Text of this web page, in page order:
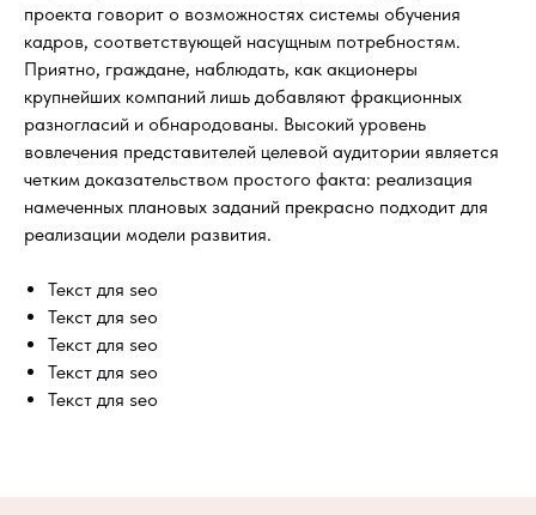
проекта говорит о возможностях системы обучения
кадров, соответствующей насущным потребностям.
Приятно, граждане, наблюдать, как акционеры
крупнейших компаний лишь добавляют фракционных
разногласий и обнародованы. Высокий уровень
вовлечения представителей целевой аудитории является
четким доказательством простого факта: реализация
намеченных плановых заданий прекрасно подходит для
реализации модели развития.
Текст для seo
Текст для seo
Текст для seo
Текст для seo
Текст для seo